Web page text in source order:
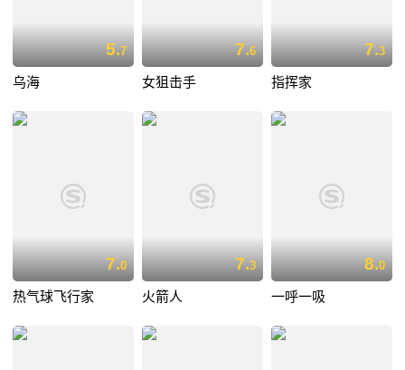
5.7
乌海
7.6
女狙击手
7.3
指挥家
7.0
热气球飞行家
7.3
火箭人
8.0
一呼一吸